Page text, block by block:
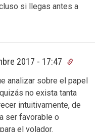
si llegas antes a
2017 - 17:47
analizar sobre el papel
no exista tanta
intuitivamente, de
ser favorable o
el volador.